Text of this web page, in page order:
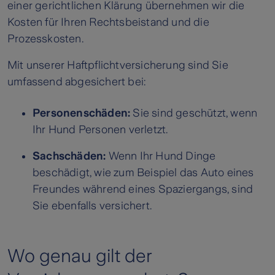
einer gerichtlichen Klärung übernehmen wir die
Kosten für Ihren Rechtsbeistand und die
Prozesskosten.
Mit unserer Haftpflichtversicherung sind Sie
umfassend abgesichert bei:
Personenschäden: Sie sind geschützt, wenn
Ihr Hund Personen verletzt.
Sachschäden: Wenn Ihr Hund Dinge
beschädigt, wie zum Beispiel das Auto eines
Freundes während eines Spaziergangs, sind
Sie ebenfalls versichert.
Wo genau gilt der